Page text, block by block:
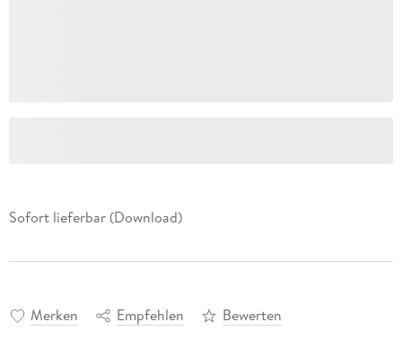
Sofort lieferbar (Download)
Merken Empfehlen Bewerten